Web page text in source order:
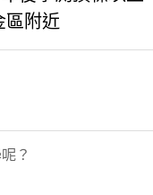
區附近
？